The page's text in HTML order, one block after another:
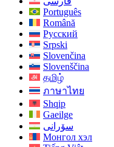
Português
Română
Русский
Srpski
Slovenčina
Slovenščina
தமிழ்
ภาษาไทย
Shqip
Gaeilge
سۆرانی
Монгол хэл